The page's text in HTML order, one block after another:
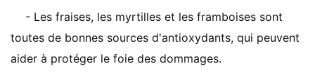
- Les fraises, les myrtilles et les framboises sont
toutes de bonnes sources d'antioxydants, qui peuvent
aider à protéger le foie des dommages.